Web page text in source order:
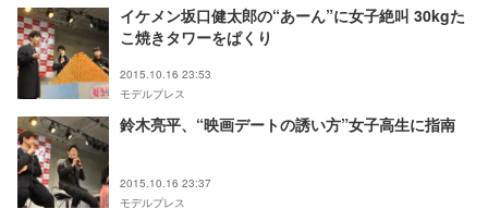
イケメン坂口健太郎の“あーん”に女子絶叫 30kgた
こ焼きタワーをぱくり
2015.10.16 23:53
モデルプレス
鈴木亮平、“映画デートの誘い方”女子高生に指南
2015.10.16 23:37
モデルプレス